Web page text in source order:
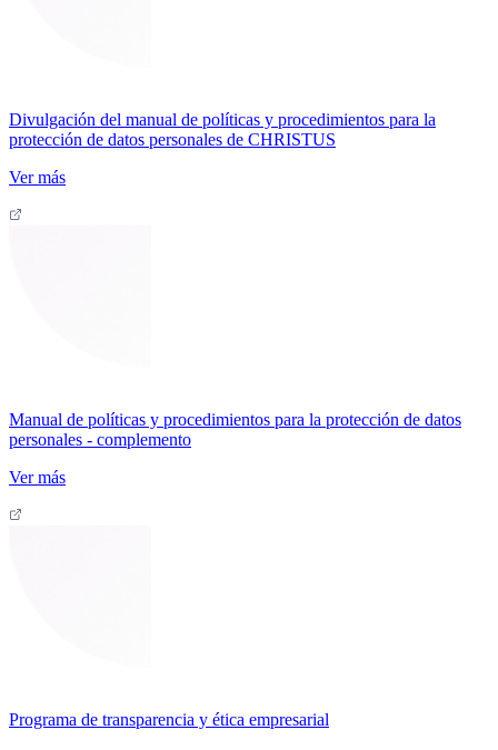
Divulgación del manual de políticas y procedimientos para la
protección de datos personales de CHRISTUS
Ver más
Manual de políticas y procedimientos para la protección de datos
personales - complemento
Ver más
Programa de transparencia y ética empresarial